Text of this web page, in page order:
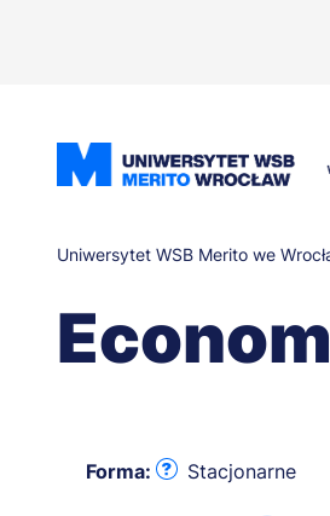
Ścieżka
Uniwersytet WSB Merito we
Forma: Stacjonarne